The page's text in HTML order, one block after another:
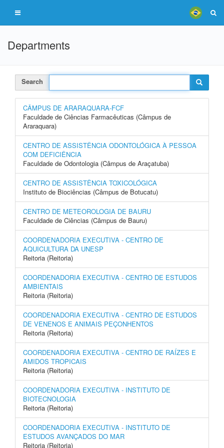
Departments
Search
CÂMPUS DE ARARAQUARA-FCF
Faculdade de Ciências Farmacêuticas (Câmpus de
Araraquara)
CENTRO DE ASSISTÊNCIA ODONTOLÓGICA À PESSOA
COM DEFICIÊNCIA
Faculdade de Odontologia (Câmpus de Araçatuba)
CENTRO DE ASSISTÊNCIA TOXICOLÓGICA
Instituto de Biociências (Câmpus de Botucatu)
CENTRO DE METEOROLOGIA DE BAURU
Faculdade de Ciências (Câmpus de Bauru)
COORDENADORIA EXECUTIVA - CENTRO DE
AQUICULTURA DA UNESP
Reitoria (Reitoria)
COORDENADORIA EXECUTIVA - CENTRO DE ESTUDOS
AMBIENTAIS
Reitoria (Reitoria)
COORDENADORIA EXECUTIVA - CENTRO DE ESTUDOS
DE VENENOS E ANIMAIS PEÇONHENTOS
Reitoria (Reitoria)
COORDENADORIA EXECUTIVA - CENTRO DE RAÍZES E
AMIDOS TROPICAIS
Reitoria (Reitoria)
COORDENADORIA EXECUTIVA - INSTITUTO DE
BIOTECNOLOGIA
Reitoria (Reitoria)
COORDENADORIA EXECUTIVA - INSTITUTO DE
ESTUDOS AVANÇADOS DO MAR
Reitoria (Reitoria)